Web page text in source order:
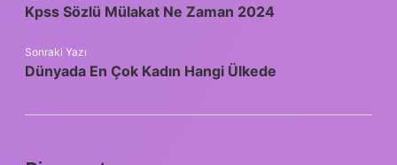
Kpss Sözlü Mülakat Ne Zaman 2024
Sonraki Yazı
Dünyada En Çok Kadın Hangi Ülkede